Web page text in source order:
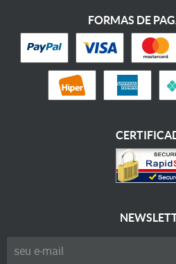
FORMAS DE